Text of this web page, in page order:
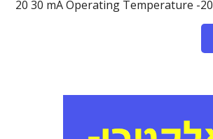
20 30 mA Operating Temperature -20